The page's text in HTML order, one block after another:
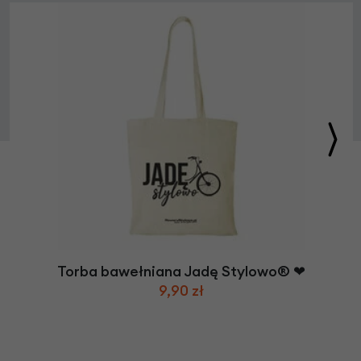
Torba bawełniana Jadę Stylowo® ❤
9,90 zł